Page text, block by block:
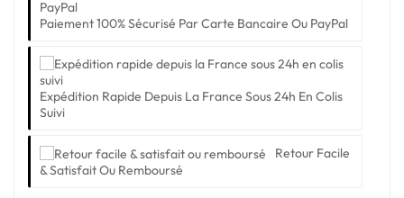
Paiement 100% Sécurisé Par Carte Bancaire Ou PayPal
Expédition Rapide Depuis La France Sous 24h En Colis
Suivi
Retour Facile
& Satisfait Ou Remboursé